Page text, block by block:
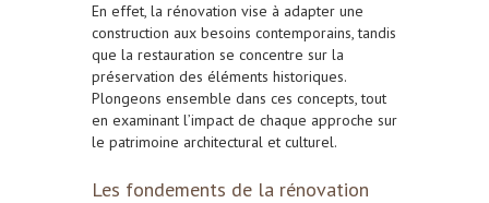
En effet, la rénovation vise à adapter une
construction aux besoins contemporains, tandis
que la restauration se concentre sur la
préservation des éléments historiques.
Plongeons ensemble dans ces concepts, tout
en examinant l’impact de chaque approche sur
le patrimoine architectural et culturel.
Les fondements de la rénovation